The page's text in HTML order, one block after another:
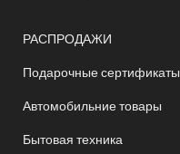
РАСПРОДАЖИ
Подарочные сертификаты
Автомобильние товары
Бытовая техника